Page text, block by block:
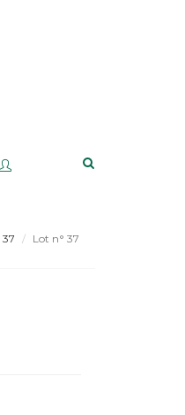
37 Lot n° 37